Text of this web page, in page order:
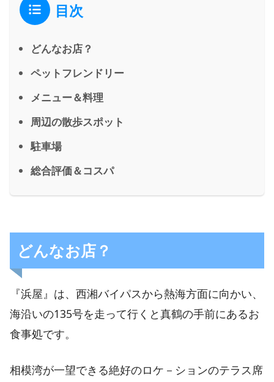
目次
どんなお店？
ペットフレンドリー
メニュー＆料理
周辺の散歩スポット
駐車場
総合評価＆コスパ
どんなお店？
『浜屋』は、西湘バイパスから熱海方面に向かい、
海沿いの135号を走って行くと真鶴の手前にあるお
食事処です。
相模湾が一望できる絶好のロケ－ションのテラス席